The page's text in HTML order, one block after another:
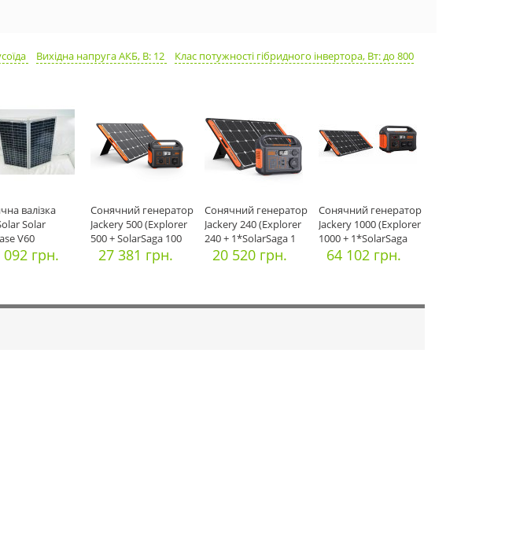
Вихідна напруга АКБ, В: 12
Клас потужності гібридного інвертора, Вт: до 800
валізка
Solar
V60
092 грн.
Cонячний генератор
Jackery 500 (Explorer
500 + SolarSaga 100
27 381 грн.
Cонячний генератор
Jackery 240 (Explorer
240 + 1*SolarSaga 1
20 520 грн.
Cонячний генератор
Jackery 1000 (Explorer
1000 + 1*SolarSaga
64 102 грн.